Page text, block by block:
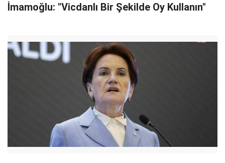
İmamoğlu: "Vicdanlı Bir Şekilde Oy Kullanın"